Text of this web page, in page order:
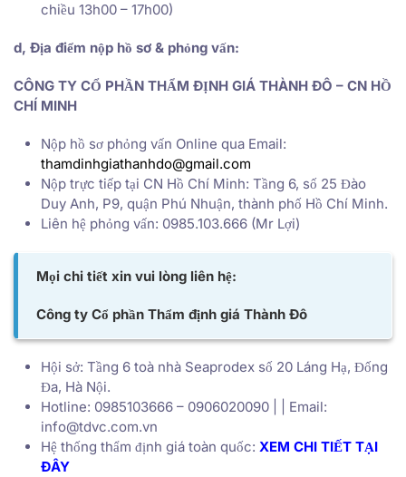
chiều 13h00 – 17h00)
d, Địa điểm nộp hồ sơ & phỏng vấn:
CÔNG TY CỔ PHẦN THẨM ĐỊNH GIÁ THÀNH ĐÔ – CN HỒ
CHÍ MINH
Nộp hồ sơ phỏng vấn Online qua Email:
thamdinhgiathanhdo@gmail.com
Nộp trực tiếp tại CN Hồ Chí Minh: Tầng 6, số 25 Đào
Duy Anh, P9, quận Phú Nhuận, thành phố Hồ Chí Minh.
Liên hệ phỏng vấn: 0985.103.666 (Mr Lợi)
Mọi chi tiết xin vui lòng liên hệ:
Công ty Cổ phần Thẩm định giá Thành Đô
Hội sở: Tầng 6 toà nhà Seaprodex số 20 Láng Hạ, Đống
Đa, Hà Nội.
Hotline: 0985103666 – 0906020090 | | Email:
info@tdvc.com.vn
Hệ thống thẩm định giá toàn quốc: XEM CHI TIẾT TẠI
ĐÂY